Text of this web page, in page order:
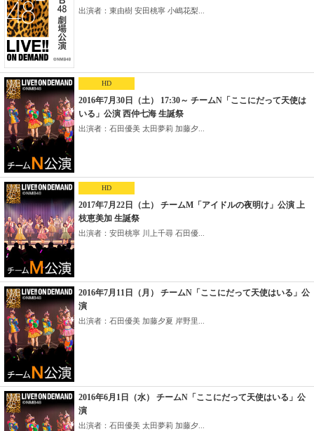
出演者：東由樹 安田桃寧 小嶋花梨...
HD
2016年7月30日（土） 17:30～ チームN「ここにだって天使は
いる」公演 西仲七海 生誕祭
出演者：石田優美 太田夢莉 加藤夕...
HD
2017年7月22日（土） チームM「アイドルの夜明け」公演 上
枝恵美加 生誕祭
出演者：安田桃寧 川上千尋 石田優...
2016年7月11日（月） チームN「ここにだって天使はいる」公
演
出演者：石田優美 加藤夕夏 岸野里...
2016年6月1日（水） チームN「ここにだって天使はいる」公
演
出演者：石田優美 太田夢莉 加藤夕...